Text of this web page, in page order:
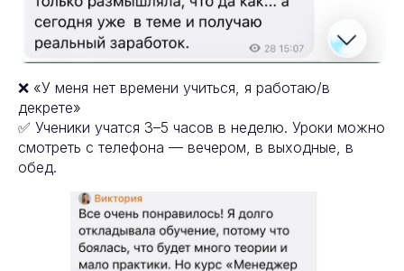
❌ «У меня нет времени учиться, я работаю/в
декрете»
✅ Ученики учатся 3–5 часов в неделю. Уроки можно
смотреть с телефона — вечером, в выходные, в
обед.